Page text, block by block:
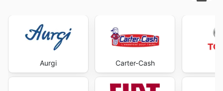
Aurgi Carter-Cash